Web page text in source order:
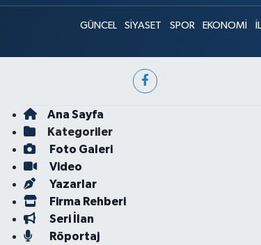
GÜNCEL SİYASET SPOR EKONOMİ
Ana Sayfa
Kategoriler
Foto Galeri
Video
Yazarlar
Firma Rehberi
Seri İlan
Röportaj